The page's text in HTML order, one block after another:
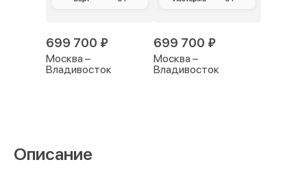
699 700 ₽
Москва –
Владивосток
699 700 ₽
Москва –
Владивосток
Описание